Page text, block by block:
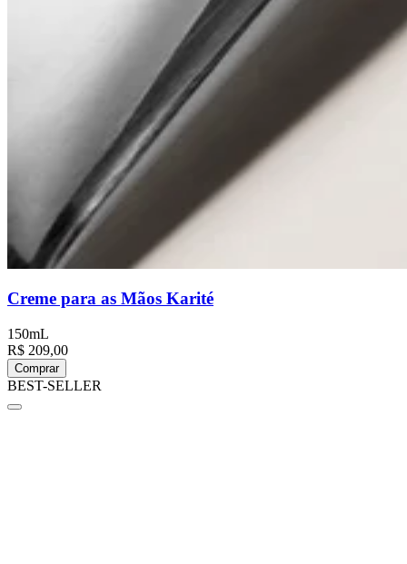
Creme para as Mãos Karité
150mL
R$ 209,00
Comprar
BEST-SELLER